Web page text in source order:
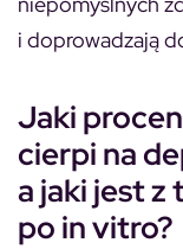
i doprowadzają
Jaki
cierpi na
a jaki jest
po in vitro?